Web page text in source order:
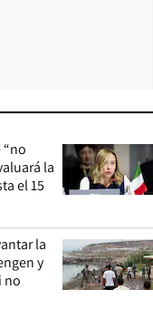
la
el 15
la
y
no